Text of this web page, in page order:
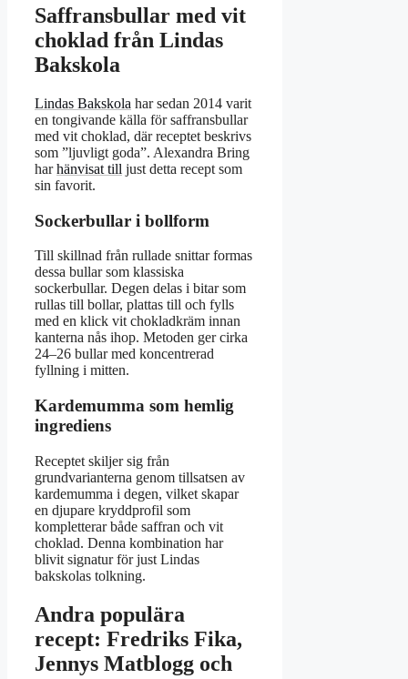
Saffransbullar med vit
choklad från Lindas
Bakskola
Lindas Bakskola har sedan 2014 varit
en tongivande källa för saffransbullar
med vit choklad, där receptet beskrivs
som ”ljuvligt goda”. Alexandra Bring
harhänvisat till just detta recept som
sin favorit.
Sockerbullar i bollform
Till skillnad från rullade snittar formas
dessa bullar som klassiska
sockerbullar. Degen delas i bitar som
rullas till bollar, plattas till och fylls
med en klick vit chokladkräm innan
kanterna nås ihop. Metoden ger cirka
24–26 bullar med koncentrerad
fyllning i mitten.
Kardemumma som hemlig
ingrediens
Receptet skiljer sig från
grundvarianterna genom tillsatsen av
kardemumma i degen, vilket skapar
en djupare kryddprofil som
kompletterar både saffran och vit
choklad. Denna kombination har
blivit signatur för just Lindas
bakskolas tolkning.
Andra populära
recept: Fredriks Fika,
Jennys Matblogg och